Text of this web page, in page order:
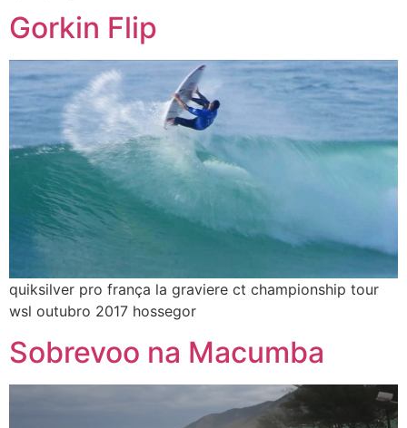
Gorkin Flip
quiksilver pro frança la graviere ct championship tour
wsl outubro 2017 hossegor
Sobrevoo na Macumba